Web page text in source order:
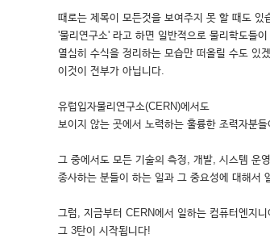
때로는 제목이 모든것을 보여주지 못 할 때도 있
'물리연구소' 라고 하면 일반적으로 물리학도들이
열심히 수식을 정리하는 모습만 떠올릴 수도 있
이것이 전부가 아닙니다.
유럽입자물리연구소(CERN)에서도
보이지 않는 곳에서 노력하는 훌륭한 조력자분
그 중에서도 모든 기술의 측정, 개발, 시스템 운
종사하는 분들이 하는 일과 그 중요성에 대해서
그럼, 지금부터 CERN에서 일하는 컴퓨터엔지
그 3탄이 시작됩니다!